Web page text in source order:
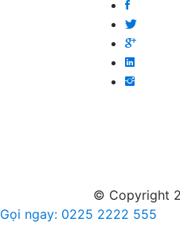
© Copyright
Gọi ngay: 0225 2222 555